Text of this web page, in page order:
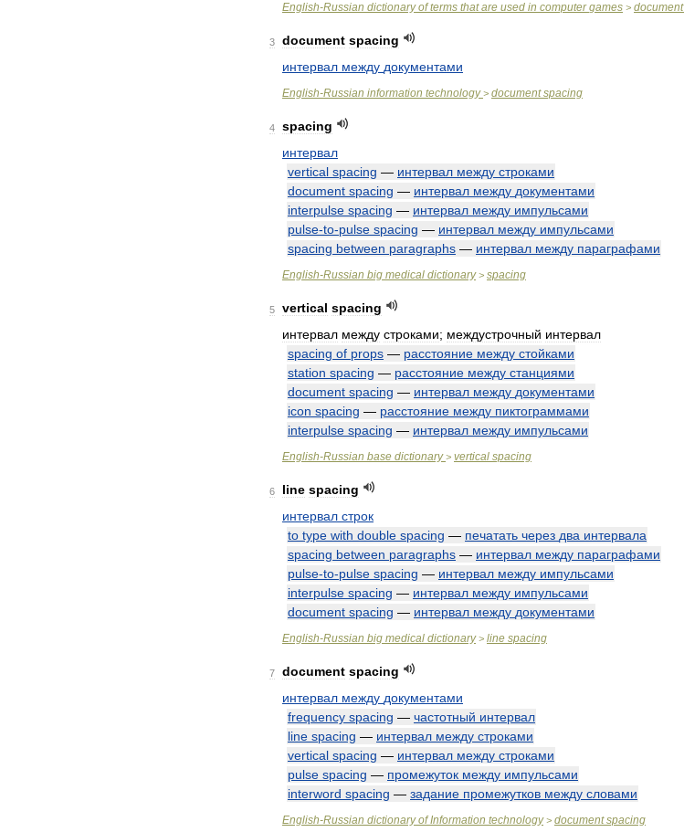
English-Russian dictionary of terms that are used in computer games > document
3 document spacing
интервал между документами
English-Russian information technology > document spacing
4
spacing
интервал
vertical spacing — интервал между строками
document spacing — интервал между документами
interpulse spacing — интервал между импульсами
pulse-to-pulse spacing — интервал между импульсами
spacing between paragraphs — интервал между параграфами
English-Russian big medical dictionary> spacing
5 vertical spacing
интервал между строками; междустрочный интервал
spacing of props — расстояние между стойками
station spacing — расстояние между станциями
document spacing — интервал между документами
icon spacing — расстояние между пиктограммами
interpulse spacing — интервал между импульсами
English-Russian base dictionary > vertical spacing
6 line spacing
интервал строк
to type with double spacing — печатать через два интервала
spacing between paragraphs — интервал между параграфами
pulse-to-pulse spacing — интервал между импульсами
interpulse spacing — интервал между импульсами
document spacing — интервал между документами
English-Russian big medical dictionary> line spacing
7 document spacing
интервал между документами
frequency spacing — частотный интервал
line spacing — интервал между строками
vertical spacing — интервал между строками
pulse spacing — промежуток между импульсами
interword spacing — задание промежутков между словами
English-Russian dictionary of Information technology> document spacing